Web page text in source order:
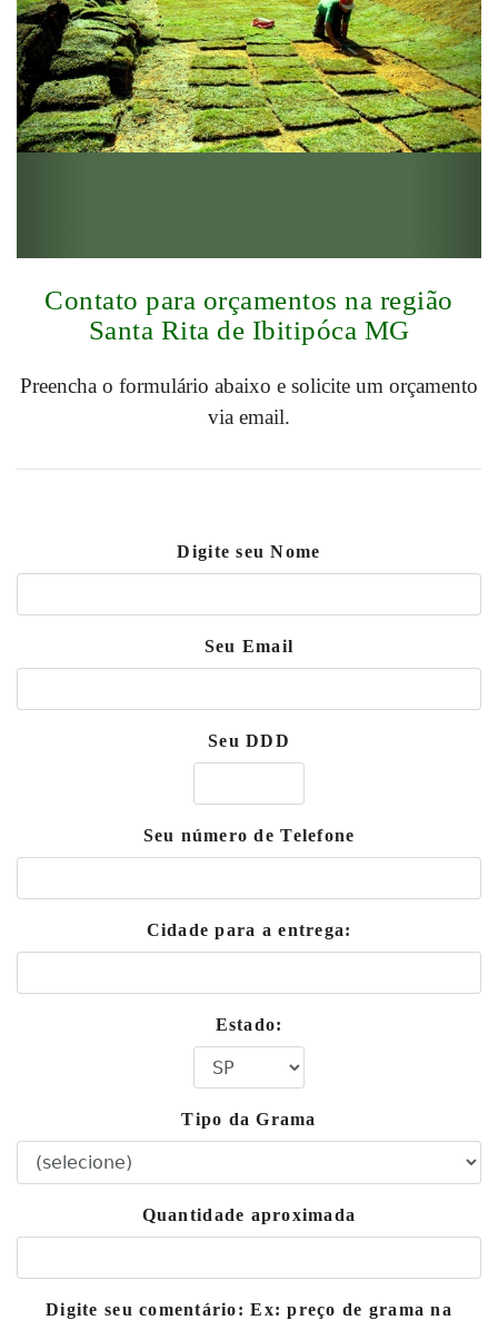
Contato para orçamentos na região
Santa Rita de Ibitipóca MG
Preencha o formulário abaixo e solicite um orçamento
via email.
Digite seu Nome
Seu Email
Seu DDD
Seu número de Telefone
Cidade para a entrega:
Estado:
Tipo da Grama
Quantidade aproximada
Digite seu comentário: Ex: preço de grama na